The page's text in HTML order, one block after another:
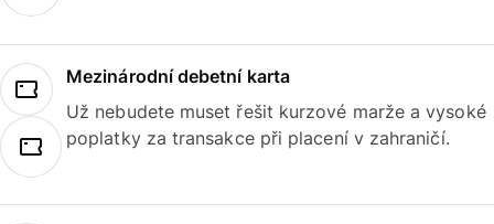
Mezinárodní debetní karta
Už nebudete muset řešit kurzové marže a vysoké
poplatky za transakce při placení v zahraničí.